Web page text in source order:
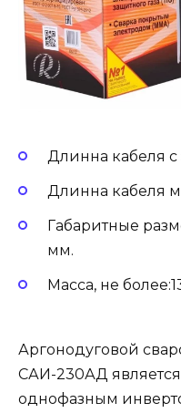
Длинна кабеля
Длинна кабеля
Габаритные
мм.
Масса, не
Аргонодуговой
САИ-230АД
однофазным